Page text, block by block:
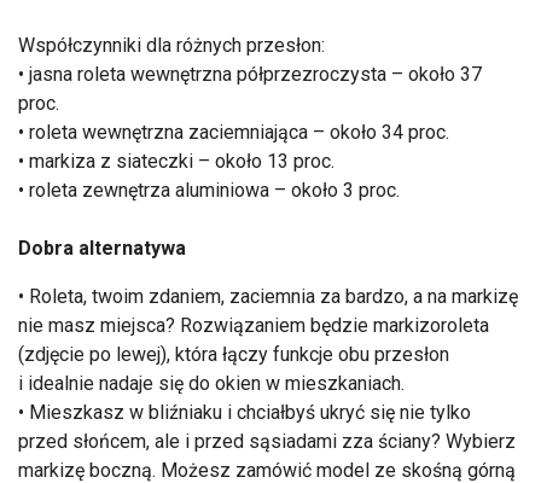
Współczynniki dla różnych przesłon:
• jasna roleta wewnętrzna półprzezroczysta – około 37
proc.
• roleta wewnętrzna zaciemniająca – około 34 proc.
• markiza z siateczki – około 13 proc.
• roleta zewnętrza aluminiowa – około 3 proc.
Dobra alternatywa
• Roleta, twoim zdaniem, zaciemnia za bardzo, a na markizę
nie masz miejsca? Rozwiązaniem będzie markizoroleta
(zdjęcie po lewej), która łączy funkcje obu przesłon
i idealnie nadaje się do okien w mieszkaniach.
• Mieszkasz w bliźniaku i chciałbyś ukryć się nie tylko
przed słońcem, ale i przed sąsiadami zza ściany? Wybierz
markizę boczną. Możesz zamówić model ze skośną górną